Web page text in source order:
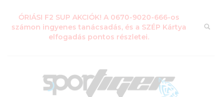
ÓRIÁSI F2 SUP AKCIÓK! A 0670-9020-666-os
számon ingyenes tanácsadás, és a SZÉP Kártya
elfogadás pontos részletei.